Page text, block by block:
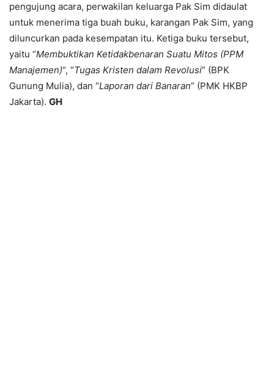
pengujung acara, perwakilan keluarga Pak Sim didaulat
untuk menerima tiga buah buku, karangan Pak Sim, yang
diluncurkan pada kesempatan itu. Ketiga buku tersebut,
yaitu “Membuktikan Ketidakbenaran Suatu Mitos (PPM
Manajemen)“, “Tugas Kristen dalam Revolusi” (BPK
Gunung Mulia), dan “Laporan dari Banaran” (PMK HKBP
Jakarta). GH